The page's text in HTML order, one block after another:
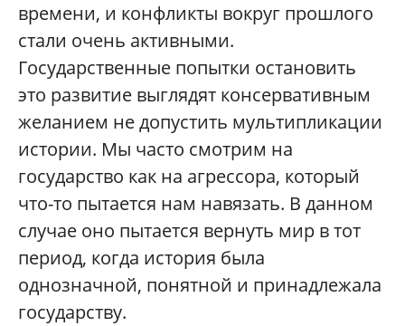
времени, и конфликты вокруг прошлого
стали очень активными.
Государственные попытки остановить
это развитие выглядят консервативным
желанием не допустить мультипликации
истории. Мы часто смотрим на
государство как на агрессора, который
что-то пытается нам навязать. В данном
случае оно пытается вернуть мир в тот
период, когда история была
однозначной, понятной и принадлежала
государству.